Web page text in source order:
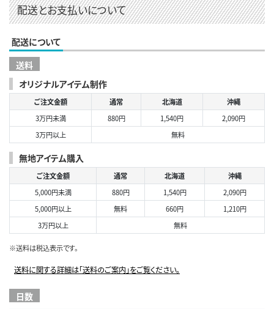
配送とお支払いについて
配送について
送料
オリジナルアイテム制作
ご注文金額 通常 北海道
沖縄
3万円未満
880円 1,540円
2,090円
3万円以上
無料
無地アイテム購入
ご注文金額 通常 北海道
沖縄
5,000円未満
880円 1,540円
2,090円
5,000円以上
無料 660円
1,210円
3万円以上
無料
※送料は税込表示です。
送料に関する詳細は「送料のご案内」をご覧ください。
日数